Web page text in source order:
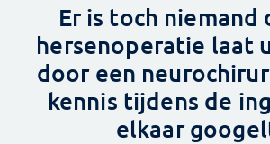
Er is toch niemand
hersenoperatie laat
door een
kennis tijdens de
elkaar